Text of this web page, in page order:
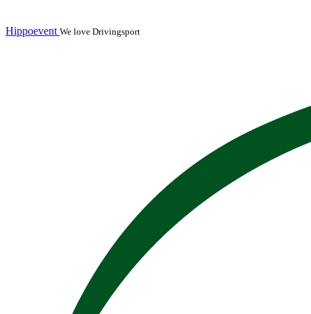
Hippoevent We love Drivingsport